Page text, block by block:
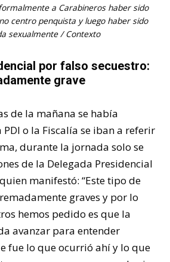
a Carabineros haber sido
centro penquista y luego haber sido
sexualmente / Contexto
por falso secuestro:
grave
de la mañana se había
o la Fiscalía se iban a referir
durante la jornada solo se
de la Delegada Presidencial
manifestó: “Este tipo de
graves y por lo
hemos pedido es que la
avanzar para entender
fue lo que ocurrió ahí y lo que